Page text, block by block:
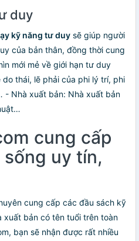
duy
kỹ năng tư duy sẽ giúp người
của bản thân, đồng thời cung
mới mẻ về giới hạn tư duy
thái, lẽ phải của phi lý trí, phi
- Nhà xuất bản: Nhà xuất bản
cung cấp
uy tín,
cung cấp các đầu sách kỹ
xuất bản có tên tuổi trên toàn
bạn sẽ nhận được rất nhiều